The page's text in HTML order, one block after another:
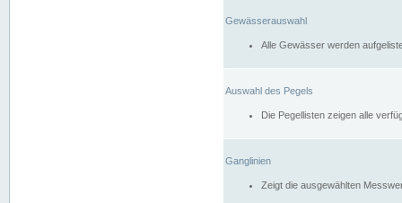
Gewässerauswahl
Alle Gewässer werden
Auswahl des Pegels
Die Pegellisten zeigen alle
Ganglinien
Zeigt die ausgewählten